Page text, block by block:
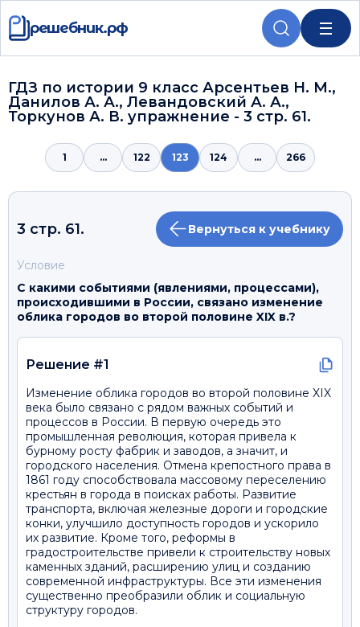
решебник.рф
ГДЗ по истории 9 класс Арсентьев Н. М.,
Данилов А. А., Левандовский А. А.,
Торкунов А. В. упражнение - 3 стр. 61.
1 ... 122 123 124 ... 266
3 стр. 61. Вернуться к учебнику
Условие
С какими событиями (явлениями, процессами),
происходившими в России, связано изменение
облика городов во второй половине XIX в.?
Решение #1
Изменение облика городов во второй половине XIX
века было связано с рядом важных событий и
процессов в России. В первую очередь это
промышленная революция, которая привела к
бурному росту фабрик и заводов, а значит, и
городского населения. Отмена крепостного права в
1861 году способствовала массовому переселению
крестьян в города в поисках работы. Развитие
транспорта, включая железные дороги и городские
конки, улучшило доступность городов и ускорило
их развитие. Кроме того, реформы в
градостроительстве привели к строительству новых
каменных зданий, расширению улиц и созданию
современной инфраструктуры. Все эти изменения
существенно преобразили облик и социальную
структуру городов.